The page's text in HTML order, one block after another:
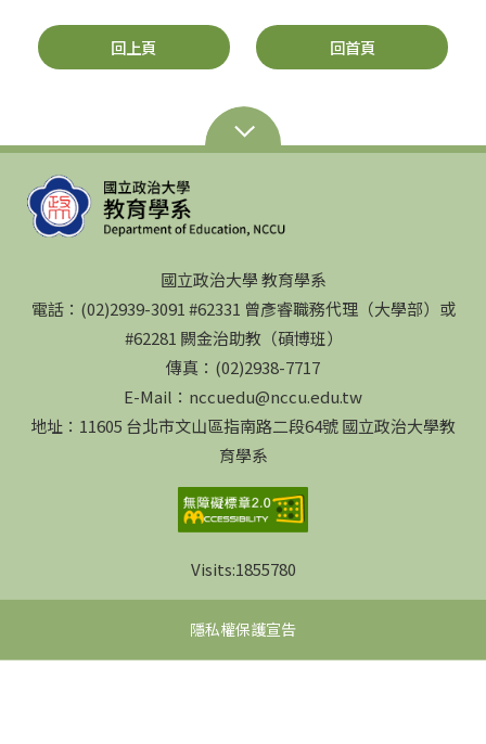
回上頁 回首頁
國立政治大學 教育學系
電話：(02)2939-3091 #62331 曾彥睿職務代理（大學部）或
#62281 闕金治助教（碩博班）
傳真：(02)2938-7717
E-Mail：nccuedu@nccu.edu.tw
地址：11605 台北市文山區指南路二段64號 國立政治大學教
育學系
Visits:1855780
隱私權保護宣告